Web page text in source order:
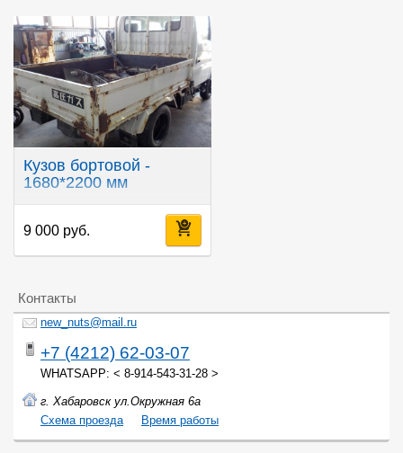
Кузов бортовой -
1680*2200 мм
9 000 руб.
Контакты
new_nuts@mail.ru
+7 (4212) 62-03-07
WHATSAPP: < 8-914-543-31-28 >
г. Хабаровск ул.Окружная 6а
Cхема проезда
Время работы